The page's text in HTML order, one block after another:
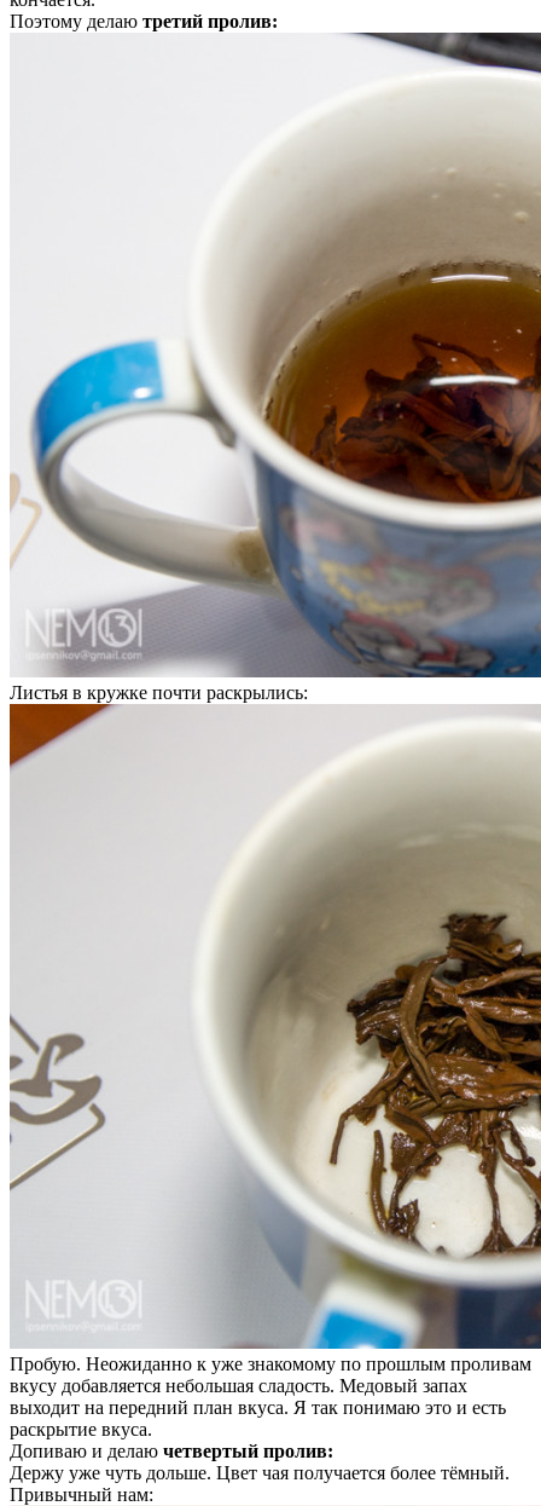
Поэтому делаю третий пролив:
Листья в кружке почти раскрылись:
Пробую. Неожиданно к уже знакомому по прошлым проливам
вкусу добавляется небольшая сладость. Медовый запах
выходит на передний план вкуса. Я так понимаю это и есть
раскрытие вкуса.
Допиваю и делаю четвертый пролив:
Держу уже чуть дольше. Цвет чая получается более тёмный.
Привычный нам: